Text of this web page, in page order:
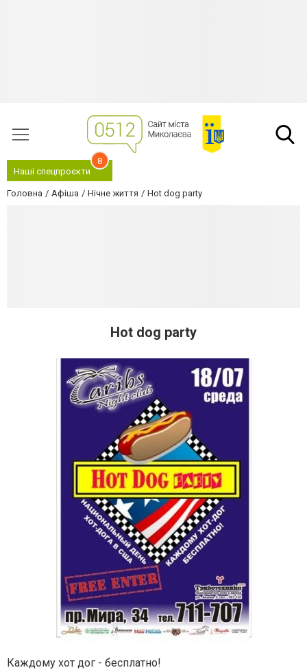
Наші спецпроєкти
8
Головна Афіша Нічне життя Hot dog party
Hot dog party
Каждому хот дог - бесплатно!